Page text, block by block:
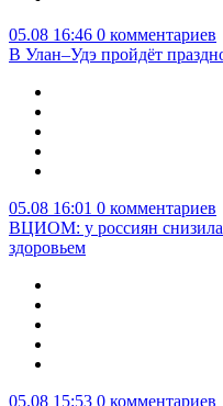
05.08 16:46 0 комментариев
В Улан–Удэ пройдёт
05.08 16:01 0 комментариев
ВЦИОМ: у россиян
здоровьем
05.08 15:53 0 комментариев